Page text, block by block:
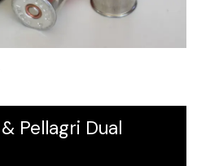
Pellagri Dual